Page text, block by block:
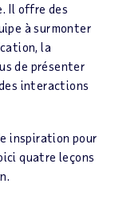
Il offre des
à surmonter
la
de présenter
interactions
inspiration pour
quatre leçons